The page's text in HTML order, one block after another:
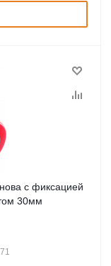
с фиксацией
30мм